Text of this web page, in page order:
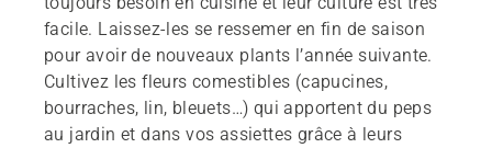
facile. Laissez-les se ressemer en fin de saison
pour avoir de nouveaux plants l’année suivante.
Cultivez les fleurs comestibles (capucines,
bourraches, lin, bleuets…) qui apportent du peps
au jardin et dans vos assiettes grâce à leurs